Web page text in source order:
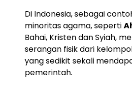
Di Indonesia, sebagai
minoritas agama, seperti
Bahai, Kristen dan Syiah,
serangan fisik dari
yang sedikit sekali
pemerintah.